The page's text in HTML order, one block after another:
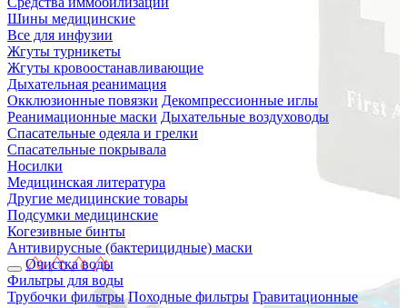
Шины медицинские
Все для инфузии
Жгуты турникеты
Жгуты кровоостанавливающие
Дыхательная реанимация
Окклюзионные повязки Декомпрессионные иглы
Реанимационные маски Дыхательные воздуховоды
Спасательные одеяла и грелки
Спасательные покрывала
Носилки
Медицинская литература
Другие медицинские товары
Подсумки медицинские
Когезивные бинты
Антивирусные (бактерицидные) маски
Очистка воды
Фильтры для воды
Трубочки фильтры Походные фильтры Гравитационные